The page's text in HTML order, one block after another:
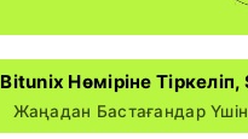
Bitunix Нөміріне
Жаңадан Бастағандар